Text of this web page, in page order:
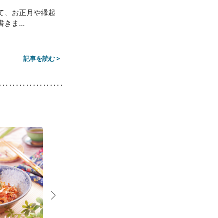
、お正月や縁起
きま...
記事を読む >